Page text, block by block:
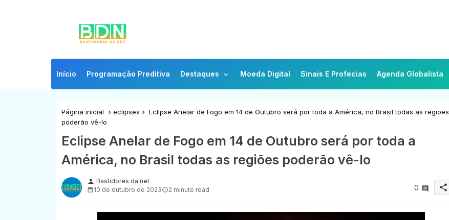
Início Programação Preditiva Destaques Moeda Digital Sinais E Profecias Agenda Globalista
Página inicial eclipses
Eclipse Anelar de Fogo em 14 de Outubro será por toda a América, no Brasil todas as regiões
poderão vê-lo
Eclipse Anelar de Fogo em 14 de Outubro será por toda a
América, no Brasil todas as regiões poderão vê-lo
person Bastidores da net
10 de outubro de 2023
2 minute read 0 share